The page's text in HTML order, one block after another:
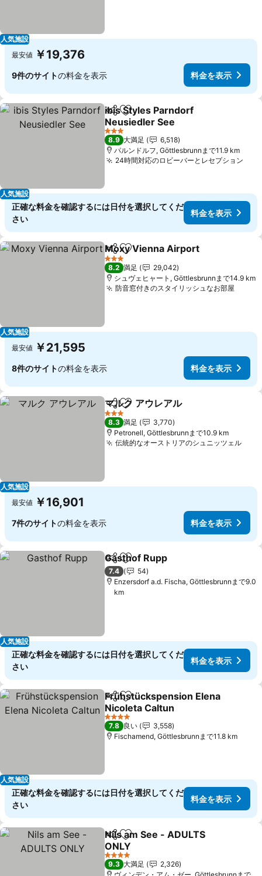
人気施設
最安値 ￥19,376
9件のサイトの料金を表示 料金を表示
人気施設
シェアお気に入りに追加
ibis Styles Parndorf
Neusiedler See
料金を表示
3 ホテルのランク
8.9 大満足
6,518
パルンドルフ, Göttlesbrunnまで11.9 km
24時間対応のロビーバーとレセプション
正確な料金を確認するには日付を選択してくだ
さい
料金を表示
人気施設
シェアお気に入りに追加
Moxy Vienna Airport
3 ホテルのランク
8.2 満足
29,042
シュヴェヒャート, Göttlesbrunnまで14.9 km
防音窓付きのスタイリッシュなお部屋料金
最安値 ￥21,595
8件のサイトの料金を表示 料金を表示
人気施設
シェアお気に入りに追加
マルク アウレアル
3 ホテルのランク
8.3 満足
3,770
Petronell, Göttlesbrunnまで10.9 km
伝統的なオーストリアのシュニッツェル料金
最安値 ￥16,901
7件のサイトの料金を表示 料金を表示
人気施設
シェアお気に入りに追加
Gasthof Rupp
7.4
54
Enzersdorf a.d. Fischa, Göttlesbrunnまで9.0
km
正確な料金を確認するには日付を選択してくだ
さい
料金を表示
人気施設
シェアお気に入りに追加
Frühstückspension Elena
Nicoleta Caltun
料金を表示
4 ホテルのランク
7.8 良い
3,558
Fischamend, Göttlesbrunnまで11.8 km
正確な料金を確認するには日付を選択してくだ
さい
料金を表示
シェアお気に入りに追加
Nils am See - ADULTS
ONLY
料金を表示
4 ホテルのランク
9.3 大満足
2,326